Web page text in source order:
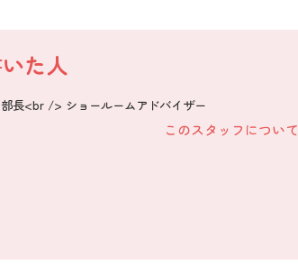
た人
長<br /> ショールームアドバイザー
このスタッフについて